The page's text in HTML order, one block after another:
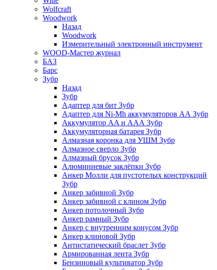
Wolfcraft
Woodwork
Назад
Woodwork
Измерительный электронный инструмент
WOOD-Мастер журнал
БАЗ
Барс
Зубр
Назад
Зубр
Адаптер для бит Зубр
Адаптер для Ni-Mh аккумуляторов АА Зубр
Аккумулятор AA и ААА Зубр
Аккумуляторная батарея Зубр
Алмазная коронка для УШМ Зубр
Алмазное сверло Зубр
Алмазный брусок Зубр
Алюминиевые заклёпки Зубр
Анкер Молли для пустотелых конструкций
Зубр
Анкер забивной Зубр
Анкер забивной с клином Зубр
Анкер потолочный Зубр
Анкер рамный Зубр
Анкер с внутренним конусом Зубр
Анкер клиновой Зубр
Антистатический браслет Зубр
Армированная лента Зубр
Бензиновый культиватор Зубр